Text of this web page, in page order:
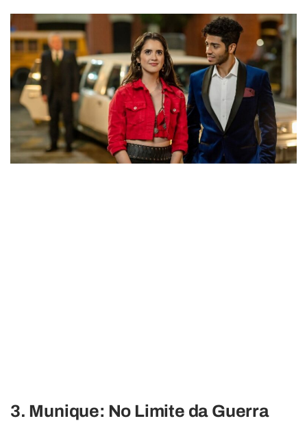
3. Munique: No Limite da Guerra